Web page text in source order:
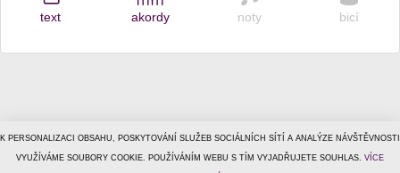
K PERSONALIZACI OBSAHU, POSKYTOVÁNÍ SLUŽEB SOCIÁLNÍCH SÍTÍ A ANALÝZE NÁVŠTĚVNOSTI
VYUŽÍVÁME SOUBORY COOKIE. POUŽÍVÁNÍM WEBU S TÍM VYJADŘUJETE SOUHLAS. VÍCE
text akordy noty bicí
© 1996–2026Tiscali Media, a.s. ISSN 1801-5131